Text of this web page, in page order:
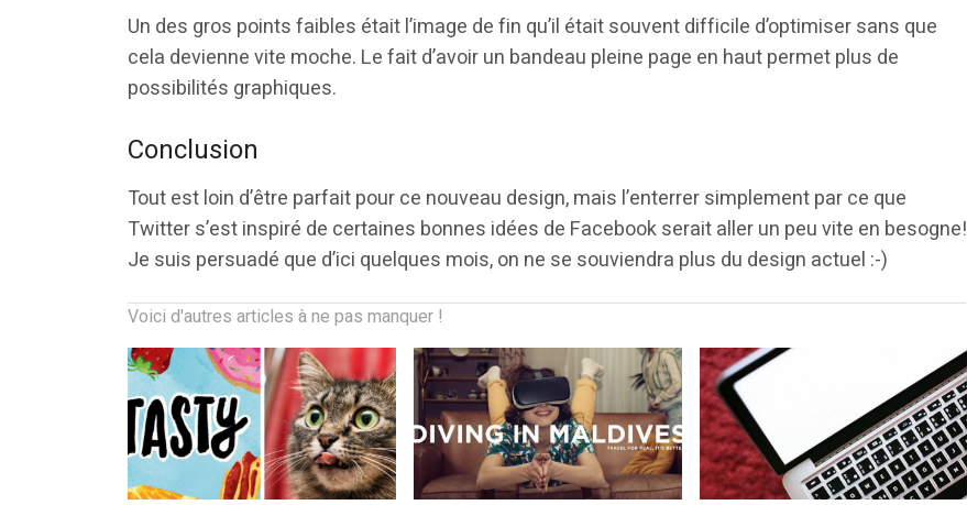
Un des gros points faibles était l’image de fin qu’il était souvent difficile d’optimiser sans que
cela devienne vite moche. Le fait d’avoir un bandeau pleine page en haut permet plus de
possibilités graphiques.
Conclusion
Tout est loin d’être parfait pour ce nouveau design, mais l’enterrer simplement par ce que
Twitter s’est inspiré de certaines bonnes idées de Facebook serait aller un peu vite en besogne!
Je suis persuadé que d’ici quelques mois, on ne se souviendra plus du design actuel :-)
Voici d'autres articles à ne pas manquer !